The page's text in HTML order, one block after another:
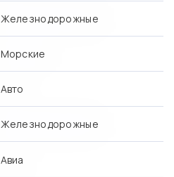
Железнодорожные
Морские
Авто
Железнодорожные
Авиа